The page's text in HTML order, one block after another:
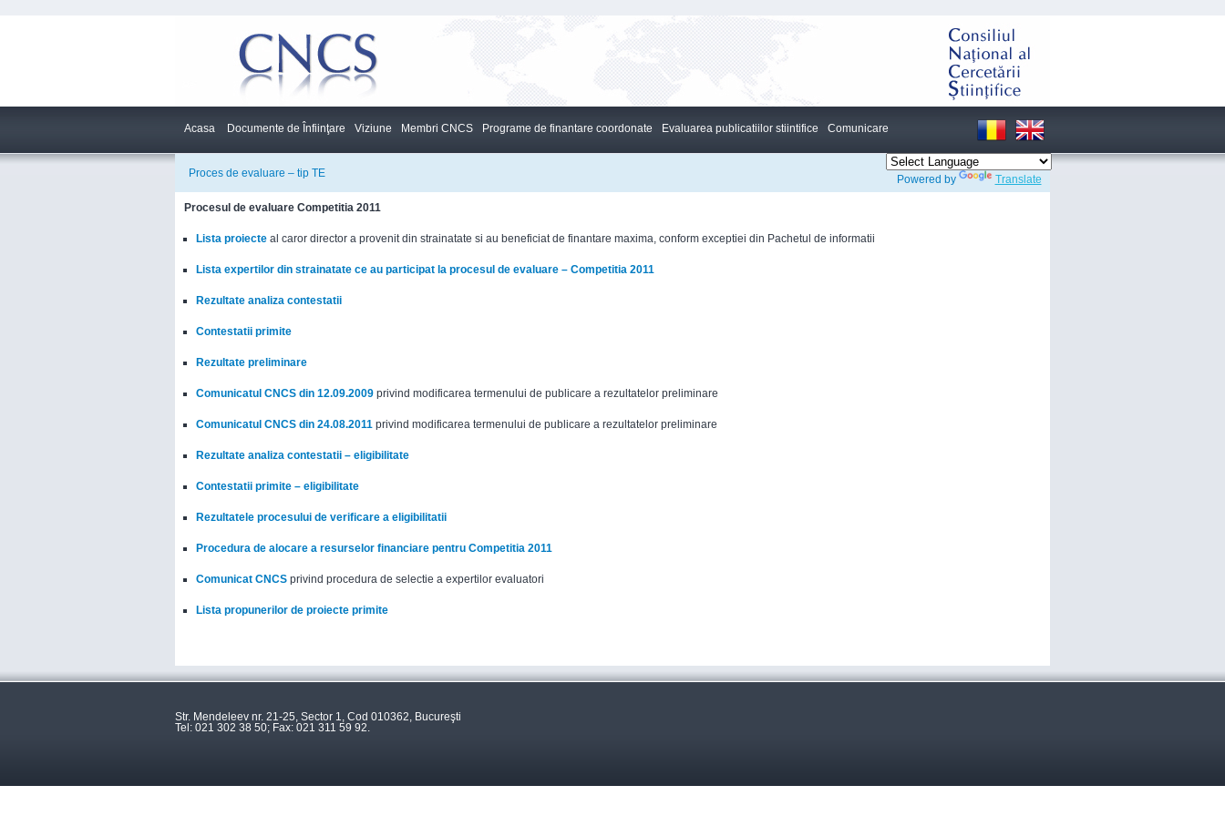
Acasa Documente de Înfiinţare Viziune Membri CNCS Programe de finantare coordonate Evaluarea publicatiilor stiintifice Comunicare
Proces de evaluare – tip TE Powered by Translate
Procesul de evaluare Competitia 2011
Lista proiecte al caror director a provenit din strainatate si au beneficiat de finantare maxima, conform exceptiei din Pachetul de informatii
Lista expertilor din strainatate ce au participat la procesul de evaluare – Competitia 2011
Rezultate analiza contestatii
Contestatii primite
Rezultate preliminare
Comunicatul CNCS din 12.09.2009 privind modificarea termenului de publicare a rezultatelor preliminare
Comunicatul CNCS din 24.08.2011 privind modificarea termenului de publicare a rezultatelor preliminare
Rezultate analiza contestatii – eligibilitate
Contestatii primite – eligibilitate
Rezultatele procesului de verificare a eligibilitatii
Procedura de alocare a resurselor financiare pentru Competitia 2011
Comunicat CNCS privind procedura de selectie a expertilor evaluatori
Lista propunerilor de proiecte primite
Str. Mendeleev nr. 21-25, Sector 1, Cod 010362, Bucureşti
Tel: 021 302 38 50; Fax: 021 311 59 92.